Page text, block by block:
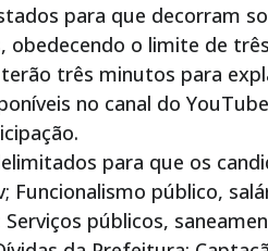
para que decorram
obedecendo o limite de
três minutos para
no canal do
para que os
Funcionalismo público,
Serviços públicos,